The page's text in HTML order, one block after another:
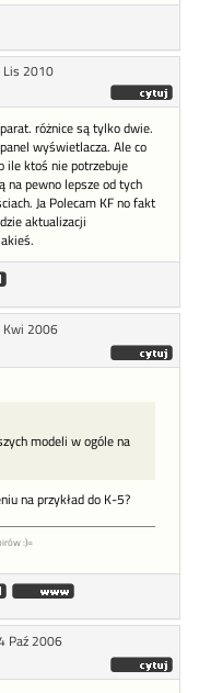
Lis 2010
różnice są tylko dwie.
wyświetlacza. Ale co
ile ktoś nie potrzebuje
na pewno lepsze od tych
Ja Polecam KF no fakt
aktualizacji
Kwi 2006
modeli w ogóle na
na przykład do K-5?
:)=
Paź 2006